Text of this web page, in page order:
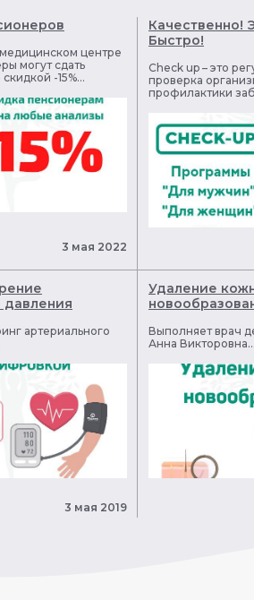
центре
могут сдать
-15%...
3 мая 2022
Качественно!
Быстро!
Check up – это
проверка
профилактики
давления
артериального
3 мая 2019
Удаление
Выполняет врач
Анна Викторовна...